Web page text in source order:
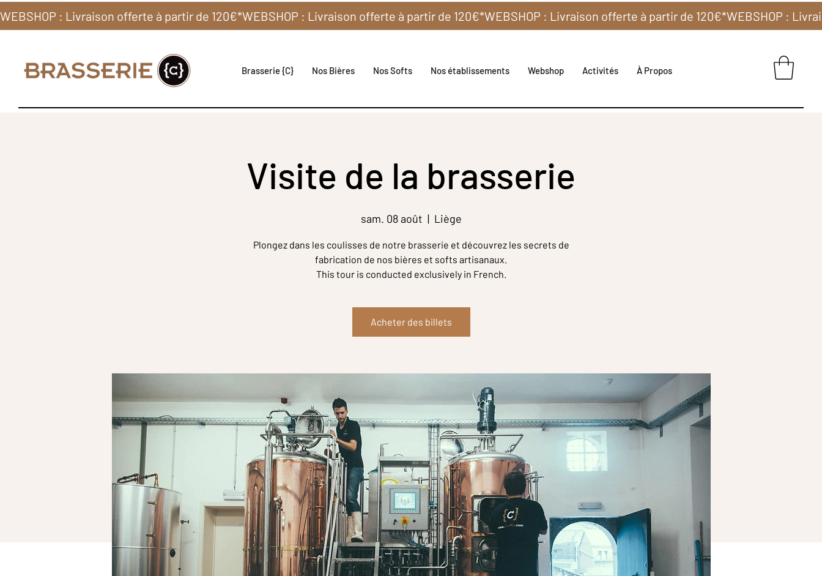
WEBSHOP : Livraison offerte à partir de 120€*
Brasserie {C} Nos Bières Nos Softs Nos établissements Webshop Activités À Propos
Visite de la brasserie
sam. 08 août
  |
Liège
Plongez dans les coulisses de notre brasserie et découvrez les secrets de
fabrication de nos bières et softs artisanaux.
Acheter des billets